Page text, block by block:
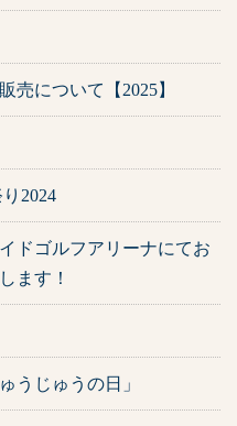
売について【2025】
2024
ドゴルフアリーナにてお
ます！
うじゅうの日」